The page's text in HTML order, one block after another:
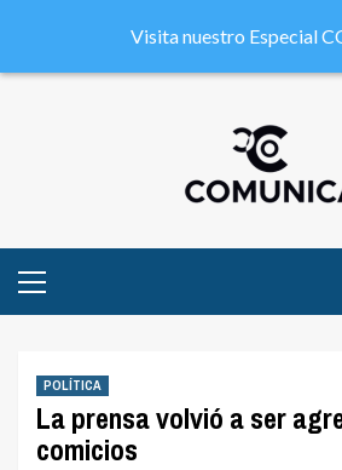
POLÍTICA
La prensa volvió a ser
comicios
Visita nuestro Especial